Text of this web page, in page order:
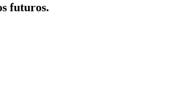
futuros.